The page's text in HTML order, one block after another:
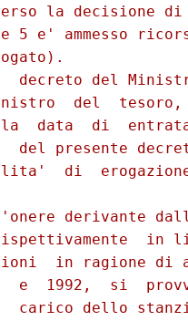
la decisione
5 e' ammesso
decreto del
del
data  di
del presente
di
derivante
in
in ragione di
e  1992,  si
carico dello